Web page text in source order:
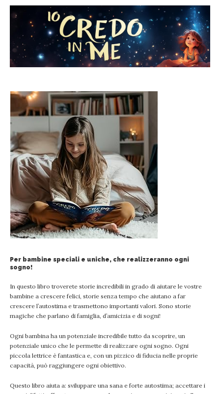
Per bambine speciali e uniche, che realizzeranno ogni
sogno!
In questo libro troverete storie incredibili in grado di aiutare le vostre
bambine a crescere felici, storie senza tempo che aiutano a far
crescere l’autostima e trasmettono importanti valori. Sono storie
magiche che parlano di famiglia, d’amicizia e di sogni!
Ogni bambina ha un potenziale incredibile tutto da scoprire, un
potenziale unico che le permette di realizzare ogni sogno. Ogni
piccola lettrice è fantastica e, con un pizzico di fiducia nelle proprie
capacità, può raggiungere ogni obiettivo.
Questo libro aiuta a: sviluppare una sana e forte autostima; accettare i